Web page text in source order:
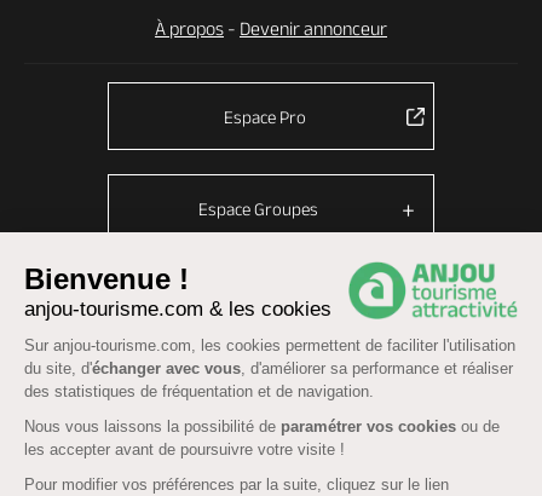
Bienvenue !
anjou-tourisme.com & les cookies
Sur anjou-tourisme.com, les cookies permettent de faciliter l'utilisation
du site, d'échanger avec vous, d'améliorer sa performance et réaliser
des statistiques de fréquentation et de navigation.
Nous vous laissons la possibilité de paramétrer vos cookies ou de
les accepter avant de poursuivre votre visite !
Pour modifier vos préférences par la suite, cliquez sur le lien
À propos - Devenir annonceur
Espace Pro
Espace Groupes
© Anjou tourisme 2026 -Plan du site-Fonctionnement du site
Mentions légales Données personnelles
CGU Réservation-Accessibilité : partiellement conforme